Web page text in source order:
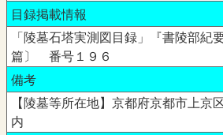
目録掲載情報
「陵墓石塔実測図目録」『書陵部紀
篇〕 番号１９６
備考
【陵墓等所在地】京都府京都市上
内